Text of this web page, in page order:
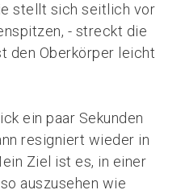
stellt sich seitlich vor
- streckt die
den Oberkörper leicht
ein paar Sekunden
resigniert wieder in
Ziel ist es, in einer
auszusehen wie